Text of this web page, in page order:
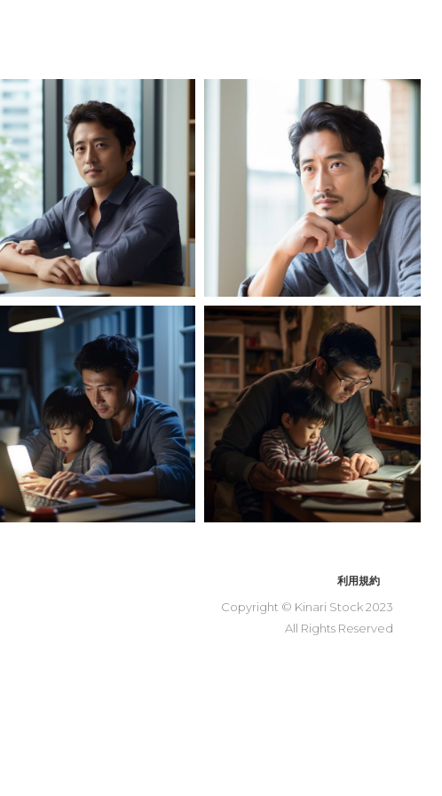
利用規約
Copyright © Kinari Stock 2023
All Rights Reserved